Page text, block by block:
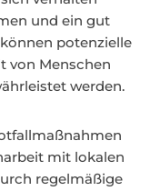
und ein gut
potenzielle
von Menschen
werden.
mit lokalen
regelmäßige